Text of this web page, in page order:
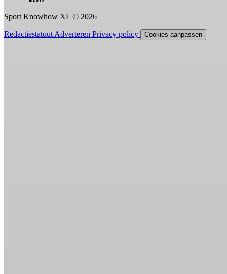
Sport Knowhow XL © 2026
Redactiestatuut Adverteren Privacy policy Cookies aanpassen